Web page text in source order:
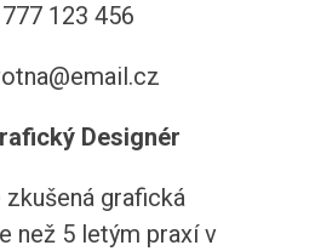
123 456
Designér
grafická
než 5 letým praxí v